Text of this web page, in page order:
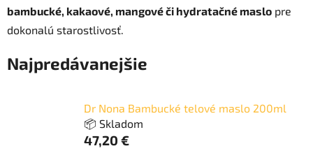
bambucké, kakaové, mangové či hydratačné maslo pre
dokonalú starostlivosť.
Najpredávanejšie
Dr Nona Bambucké telové maslo 200ml
📦 Skladom
47,20 €